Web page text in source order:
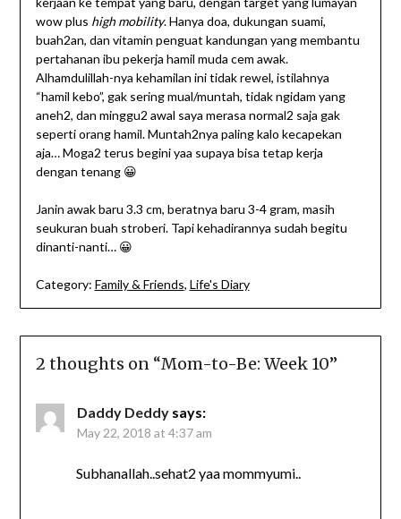
wow plus high mobility. Hanya doa, dukungan suami,
buah2an, dan vitamin penguat kandungan yang membantu
pertahanan ibu pekerja hamil muda cem awak.
Alhamdulillah-nya kehamilan ini tidak rewel, istilahnya
“hamil kebo”, gak sering mual/muntah, tidak ngidam yang
aneh2, dan minggu2 awal saya merasa normal2 saja gak
seperti orang hamil. Muntah2nya paling kalo kecapekan
aja… Moga2 terus begini yaa supaya bisa tetap kerja
dengan tenang 😀
Janin awak baru 3.3 cm, beratnya baru 3-4 gram, masih
seukuran buah stroberi. Tapi kehadirannya sudah begitu
dinanti-nanti… 😀
Category: Family & Friends, Life's Diary
2 thoughts on “Mom-to-Be: Week 10”
Daddy Deddy says:
May 22, 2018 at 4:37 am
Subhanallah..sehat2 yaa mommyumi..